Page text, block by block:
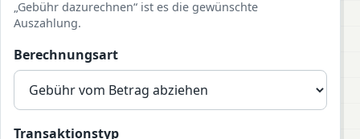
„Gebühr dazurechnen“ ist es die gewünschte
Auszahlung.
Berechnungsart
Transaktionstyp